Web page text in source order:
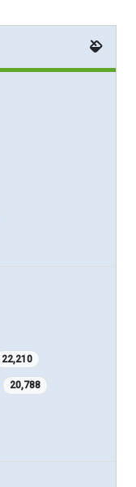
22,210
20,788